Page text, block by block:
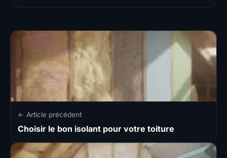
← Article précédent
Choisir le bon isolant pour votre toiture